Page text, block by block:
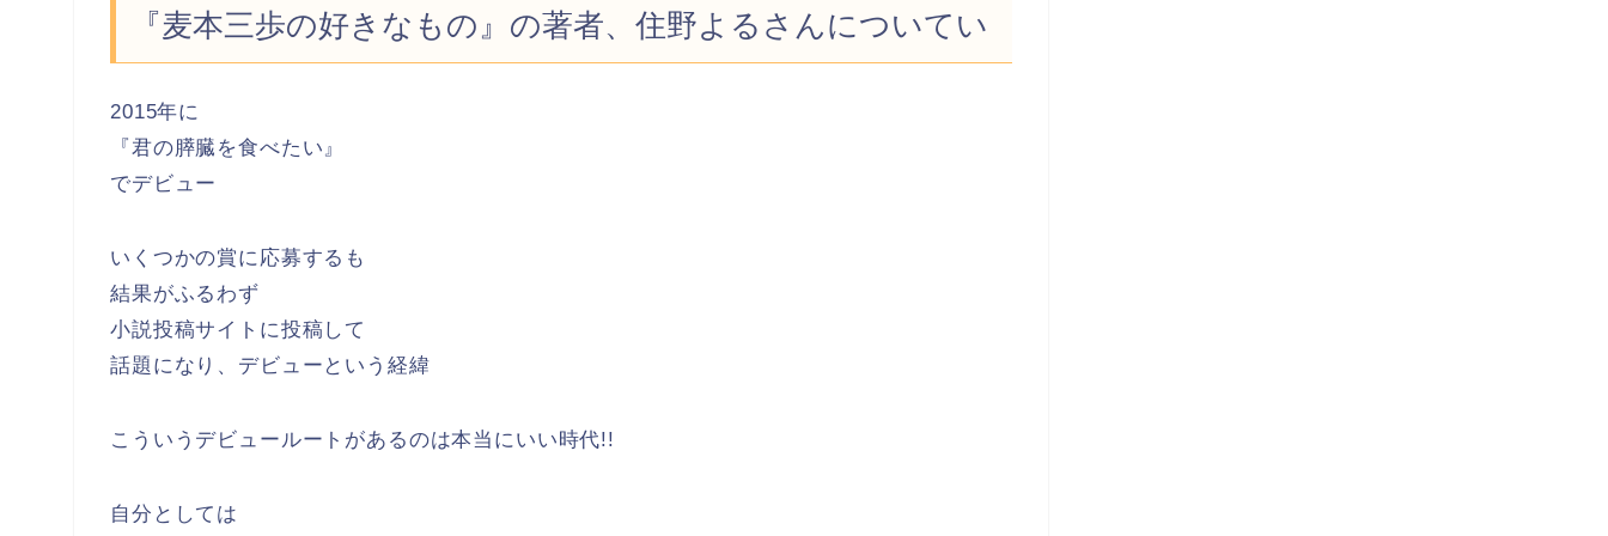
『麦本三歩の好きなもの』の著者、住野よるさんについてい
2015年に
『君の膵臓を食べたい』
でデビュー
いくつかの賞に応募するも
結果がふるわず
小説投稿サイトに投稿して
話題になり、デビューという経緯
こういうデビュールートがあるのは本当にいい時代!!
自分としては